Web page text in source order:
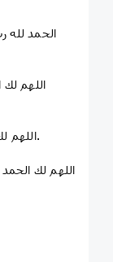
الحمد لله
🟡 اللهم لك الحمد على نعمك التي لا تُعَدُّ ولا تُحصى.